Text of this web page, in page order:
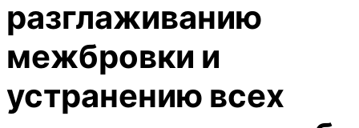
разглаживанию
межбровки и
устранению всех